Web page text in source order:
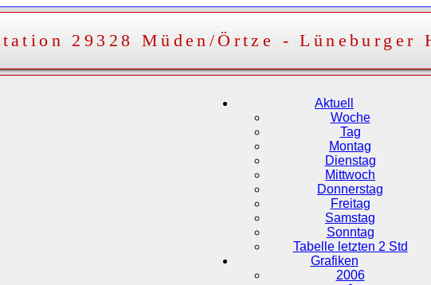
29328 Müden/Örtze - Lüneburger
Aktuell
Woche
Tag
Montag
Dienstag
Mittwoch
Donnerstag
Freitag
Samstag
Sonntag
Tabelle letzten 2 Std
Grafiken
2006